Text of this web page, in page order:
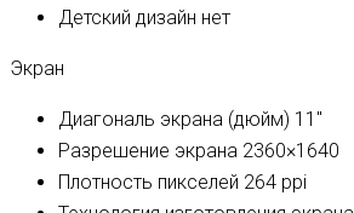
Детский дизайн нет
Экран
Диагональ экрана (дюйм) 11″
Разрешение экрана 2360×1640
Плотность пикселей 264 ppi